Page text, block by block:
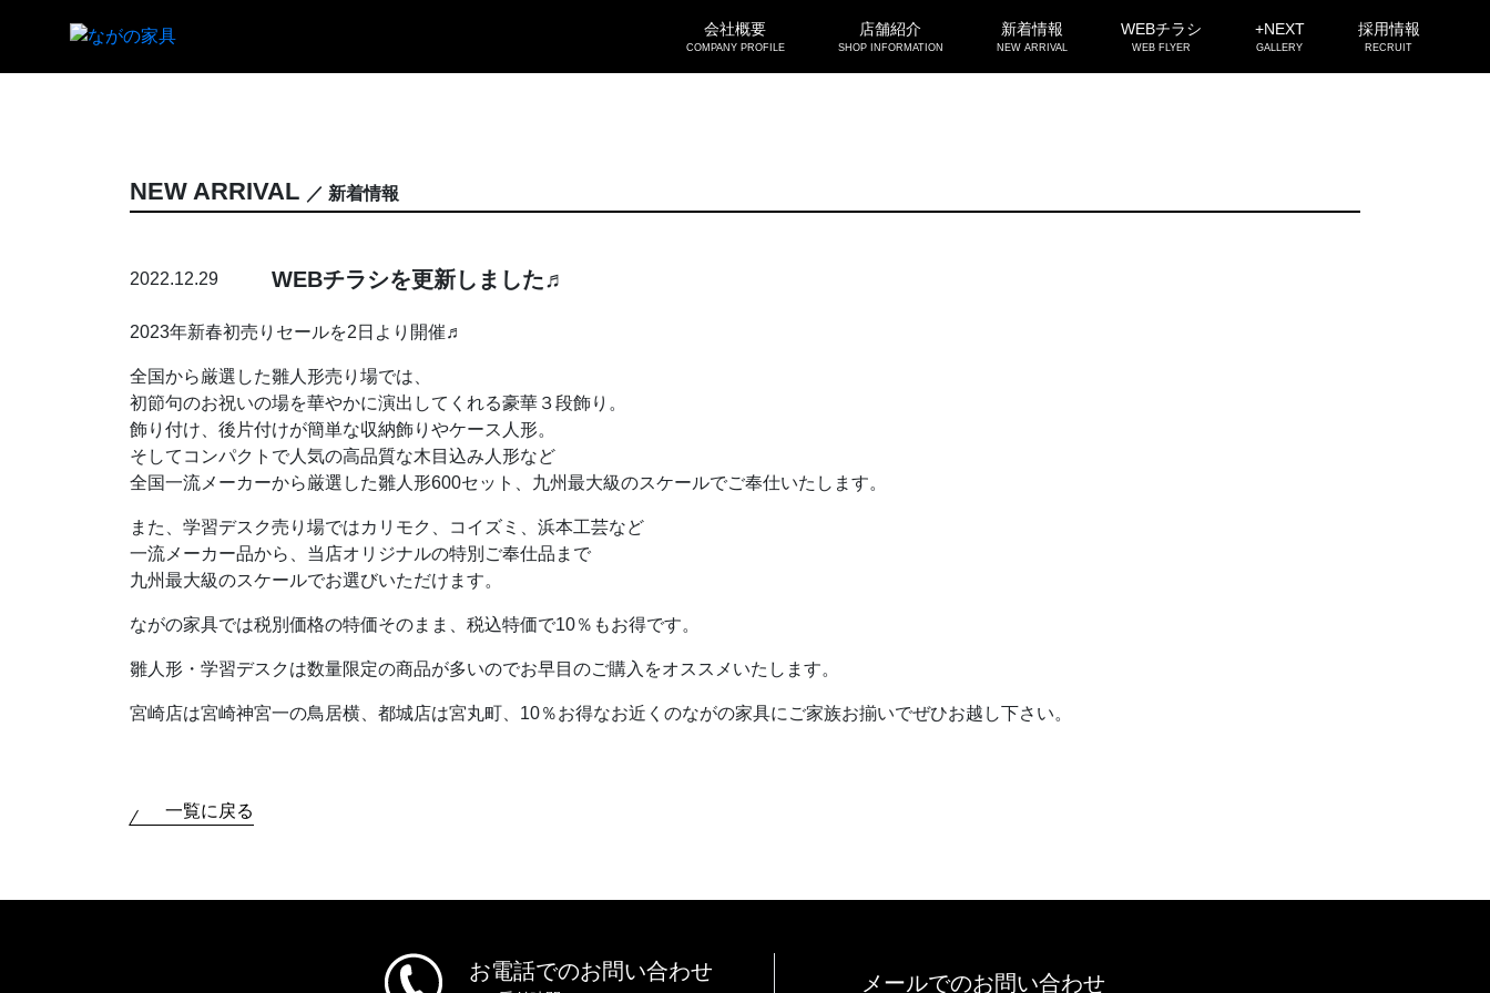
会社概要
COMPANY PROFILE
店舗紹介
SHOP INFORMATION
新着情報
NEW ARRIVAL
WEBチラシ
WEB FLYER
+NEXT
GALLERY
採用情報
RECRUIT
NEW ARRIVAL ／ 新着情報
2022.12.29 WEBチラシを更新しました♬
2023年新春初売りセールを2日より開催♬
全国から厳選した雛人形売り場では、
初節句のお祝いの場を華やかに演出してくれる豪華３段飾り。
飾り付け、後片付けが簡単な収納飾りやケース人形。
そしてコンパクトで人気の高品質な木目込み人形など
全国一流メーカーから厳選した雛人形600セット、九州最大級のスケールでご奉仕いたします。
また、学習デスク売り場ではカリモク、コイズミ、浜本工芸など
一流メーカー品から、当店オリジナルの特別ご奉仕品まで
九州最大級のスケールでお選びいただけます。
ながの家具では税別価格の特価そのまま、税込特価で10％もお得です。
雛人形・学習デスクは数量限定の商品が多いのでお早目のご購入をオススメいたします。
宮崎店は宮崎神宮一の鳥居横、都城店は宮丸町、10％お得なお近くのながの家具にご家族お揃いでぜひお越し下さい。
一覧に戻る
お電話でのお問い合わせ メールでのお問い合わせ